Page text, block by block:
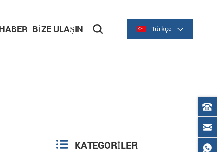
Türkçe
HABER BIZE ULAŞIN
KATEGORILER